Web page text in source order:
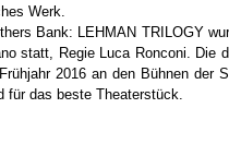
Werk.
Bank: LEHMAN TRILOGY
statt, Regie Luca Ronconi. Die
2016 an den Bühnen der
das beste Theaterstück.